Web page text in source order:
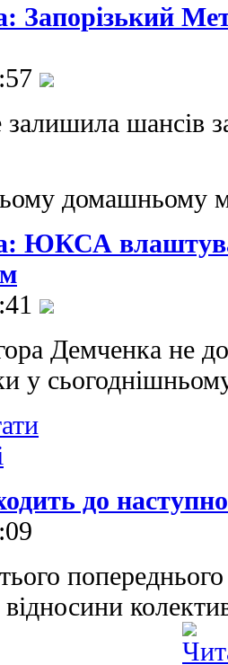
Запорізький
залишила шансів
домашньому
ЮКСА
Демченка не
у
до
відносини